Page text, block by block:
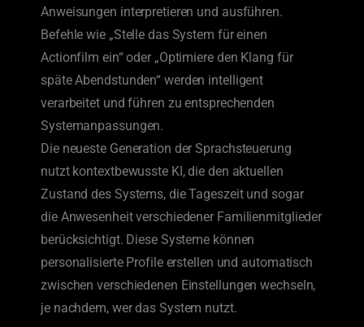
Anweisungen interpretieren und ausführen.
Befehle wie „Stelle das System für einen
Actionfilm ein“ oder „Optimiere den Klang für
späte Abendstunden“ werden intelligent
verarbeitet und führen zu entsprechenden
Systemanpassungen.
Die neueste Generation der Sprachsteuerung
nutzt kontextbewusste KI, die den aktuellen
Zustand des Systems, die Tageszeit und sogar
die Anwesenheit verschiedener Familienmitglieder
berücksichtigt. Diese Systeme können
personalisierte Profile erstellen und automatisch
zwischen verschiedenen Einstellungen wechseln,
je nachdem, wer das System nutzt.